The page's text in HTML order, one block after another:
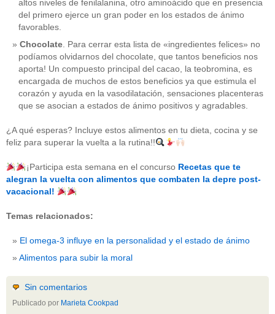
CATEGORÍAS
acido-folico (4)
alergias(3)
alimentos(22)
alimentos-perjudiaciales (17)
antioxidantes (6)
beneficios-salud(53)
calcio
corazon(1)
dietas(10)
embarazo
nutricion(3)
obesidad(12)
Sin categoría(438)
altos niveles de fenilalanina, otro aminoácido que en presencia
del primero ejerce un gran poder en los estados de ánimo
favorables.
Chocolate. Para cerrar esta lista de «ingredientes felices» no
podíamos olvidarnos del chocolate, que tantos beneficios nos
aporta! Un compuesto principal del cacao, la teobromina, es
encargada de muchos de estos beneficios ya que estimula el
corazón y ayuda en la vasodilatación, sensaciones placenteras
que se asocian a estados de ánimo positivos y agradables.
¿A qué esperas? Incluye estos alimentos en tu dieta, cocina y se
feliz para superar la vuelta a la rutina!!
¡Participa esta semana en el concurso Recetas que te
alegran la vuelta con alimentos que combaten la depre post-
vacacional!
Temas relacionados:
El omega-3 influye en la personalidad y el estado de ánimo
Alimentos para subir la moral
Sin comentarios
Publicado por Marieta Cookpad